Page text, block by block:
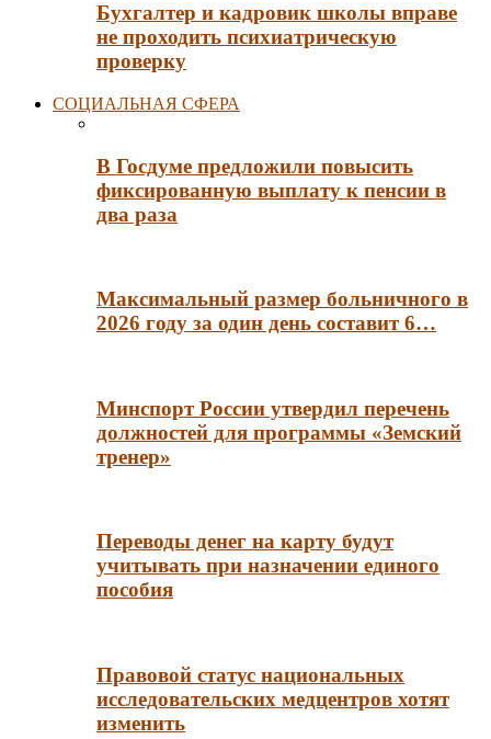
Бухгалтер и кадровик школы вправе
не проходить психиатрическую
проверку
СОЦИАЛЬНАЯ СФЕРА
В Госдуме предложили повысить
фиксированную выплату к пенсии в
два раза
Максимальный размер больничного в
2026 году за один день составит 6…
Минспорт России утвердил перечень
должностей для программы «Земский
тренер»
Переводы денег на карту будут
учитывать при назначении единого
пособия
Правовой статус национальных
исследовательских медцентров хотят
изменить